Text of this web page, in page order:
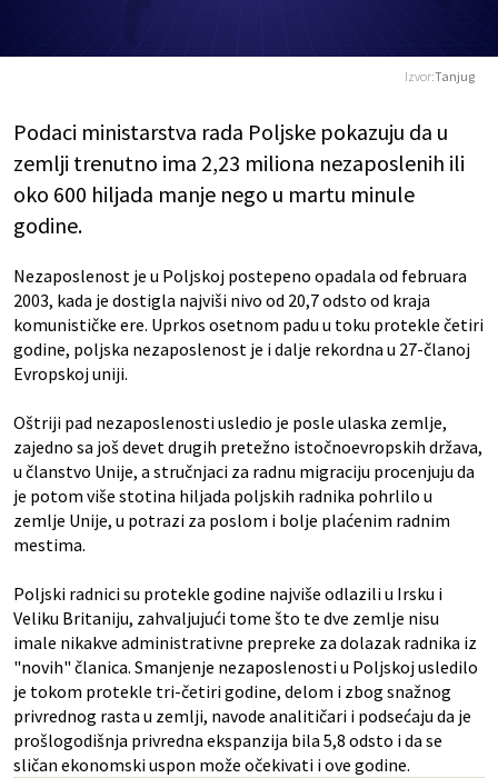
Izvor:Tanjug
Podaci ministarstva rada Poljske pokazuju da u
zemlji trenutno ima 2,23 miliona nezaposlenih ili
oko 600 hiljada manje nego u martu minule
godine.
Nezaposlenost je u Poljskoj postepeno opadala od februara
2003, kada je dostigla najviši nivo od 20,7 odsto od kraja
komunističke ere. Uprkos osetnom padu u toku protekle četiri
godine, poljska nezaposlenost je i dalje rekordna u 27-članoj
Evropskoj uniji.
Oštriji pad nezaposlenosti usledio je posle ulaska zemlje,
zajedno sa još devet drugih pretežno istočnoevropskih država,
u članstvo Unije, a stručnjaci za radnu migraciju procenjuju da
je potom više stotina hiljada poljskih radnika pohrlilo u
zemlje Unije, u potrazi za poslom i bolje plaćenim radnim
mestima.
Poljski radnici su protekle godine najviše odlazili u Irsku i
Veliku Britaniju, zahvaljujući tome što te dve zemlje nisu
imale nikakve administrativne prepreke za dolazak radnika iz
"novih" članica. Smanjenje nezaposlenosti u Poljskoj usledilo
je tokom protekle tri-četiri godine, delom i zbog snažnog
privrednog rasta u zemlji, navode analitičari i podsećaju da je
prošlogodišnja privredna ekspanzija bila 5,8 odsto i da se
sličan ekonomski uspon može očekivati i ove godine.